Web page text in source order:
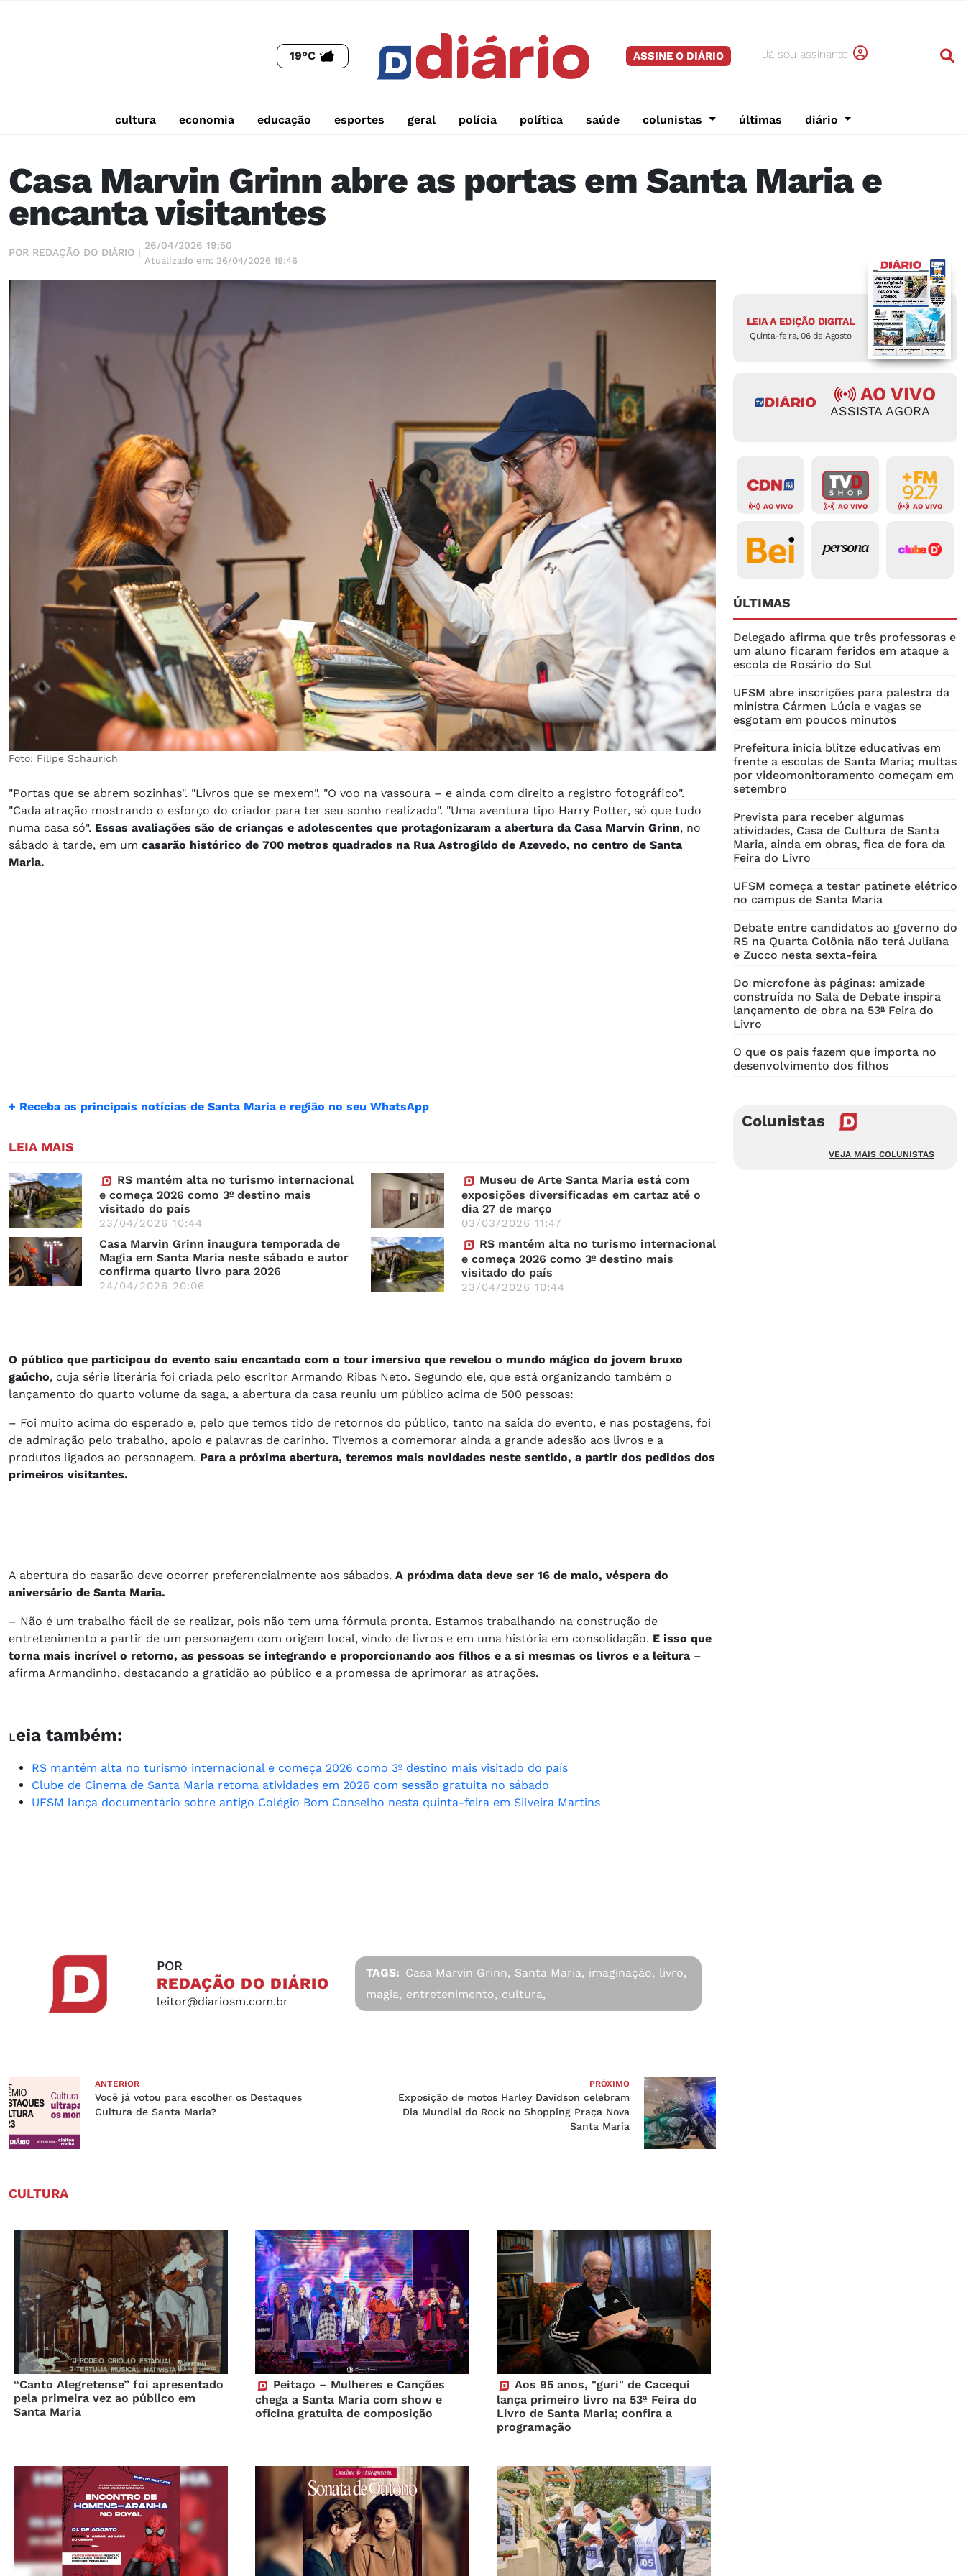
19°C ASSINE O DIÁRIO Já sou assinante
cultura economia educação esportes geral polícia política saúde colunistas últimas diário
Casa Marvin Grinn abre as portas em Santa Maria e
encanta visitantes
POR REDAÇÃO DO DIÁRIO |
26/04/2026 19:50
Atualizado em: 26/04/2026 19:46
Foto: Filipe Schaurich
"Portas que se abrem sozinhas". "Livros que se mexem". "O voo na vassoura – e ainda com direito a registro fotográfico".
"Cada atração mostrando o esforço do criador para ter seu sonho realizado". "Uma aventura tipo Harry Potter, só que tudo
numa casa só". Essas avaliações são de crianças e adolescentes que protagonizaram a abertura da Casa Marvin Grinn, no
sábado à tarde, em um casarão histórico de 700 metros quadrados na Rua Astrogildo de Azevedo, no centro de Santa
Maria.
+ Receba as principais notícias de Santa Maria e região no seu WhatsApp
LEIA MAIS
RS mantém alta no turismo internacional
e começa 2026 como 3º destino mais
visitado do país
23/04/2026 10:44
Casa Marvin Grinn inaugura temporada de
Magia em Santa Maria neste sábado e autor
confirma quarto livro para 2026
24/04/2026 20:06
Museu de Arte Santa Maria está com
exposições diversificadas em cartaz até o
dia 27 de março
03/03/2026 11:47
RS mantém alta no turismo internacional
e começa 2026 como 3º destino mais
visitado do país
23/04/2026 10:44
O público que participou do evento saiu encantado com o tour imersivo que revelou o mundo mágico do jovem bruxo
gaúcho, cuja série literária foi criada pelo escritor Armando Ribas Neto. Segundo ele, que está organizando também o
lançamento do quarto volume da saga, a abertura da casa reuniu um público acima de 500 pessoas:
– Foi muito acima do esperado e, pelo que temos tido de retornos do público, tanto na saída do evento, e nas postagens, foi
de admiração pelo trabalho, apoio e palavras de carinho. Tivemos a comemorar ainda a grande adesão aos livros e a
produtos ligados ao personagem. Para a próxima abertura, teremos mais novidades neste sentido, a partir dos pedidos dos
primeiros visitantes.
A abertura do casarão deve ocorrer preferencialmente aos sábados. A próxima data deve ser 16 de maio, véspera do
aniversário de Santa Maria.
– Não é um trabalho fácil de se realizar, pois não tem uma fórmula pronta. Estamos trabalhando na construção de
entretenimento a partir de um personagem com origem local, vindo de livros e em uma história em consolidação. E isso que
torna mais incrível o retorno, as pessoas se integrando e proporcionando aos filhos e a si mesmas os livros e a leitura –
afirma Armandinho, destacando a gratidão ao público e a promessa de aprimorar as atrações.
Leia também:
RS mantém alta no turismo internacional e começa 2026 como 3º destino mais visitado do país
Clube de Cinema de Santa Maria retoma atividades em 2026 com sessão gratuita no sábado
UFSM lança documentário sobre antigo Colégio Bom Conselho nesta quinta-feira em Silveira Martins
POR
REDAÇÃO DO DIÁRIO
leitor@diariosm.com.br
TAGS: Casa Marvin Grinn, Santa Maria, imaginação, livro,
magia, entretenimento, cultura,
ANTERIOR
Você já votou para escolher os Destaques
Cultura de Santa Maria?
PRÓXIMO
Exposição de motos Harley Davidson celebram
Dia Mundial do Rock no Shopping Praça Nova
Santa Maria
CULTURA
“Canto Alegretense” foi apresentado
pela primeira vez ao público em
Santa Maria
Peitaço – Mulheres e Canções
chega a Santa Maria com show e
oficina gratuita de composição
Aos 95 anos, "guri" de Cacequi
lança primeiro livro na 53ª Feira do
Livro de Santa Maria; confira a
programação
LEIA A EDIÇÃO DIGITAL
Quinta-feira, 06 de Agosto
AO VIVO
ASSISTA AGORA
AO VIVO AO VIVO AO VIVO
ÚLTIMAS
Delegado afirma que três professoras e
um aluno ficaram feridos em ataque a
escola de Rosário do Sul
UFSM abre inscrições para palestra da
ministra Cármen Lúcia e vagas se
esgotam em poucos minutos
Prefeitura inicia blitze educativas em
frente a escolas de Santa Maria; multas
por videomonitoramento começam em
setembro
Prevista para receber algumas
atividades, Casa de Cultura de Santa
Maria, ainda em obras, fica de fora da
Feira do Livro
UFSM começa a testar patinete elétrico
no campus de Santa Maria
Debate entre candidatos ao governo do
RS na Quarta Colônia não terá Juliana
e Zucco nesta sexta-feira
Do microfone às páginas: amizade
construída no Sala de Debate inspira
lançamento de obra na 53ª Feira do
Livro
O que os pais fazem que importa no
desenvolvimento dos filhos
Colunistas
VEJA MAIS COLUNISTAS